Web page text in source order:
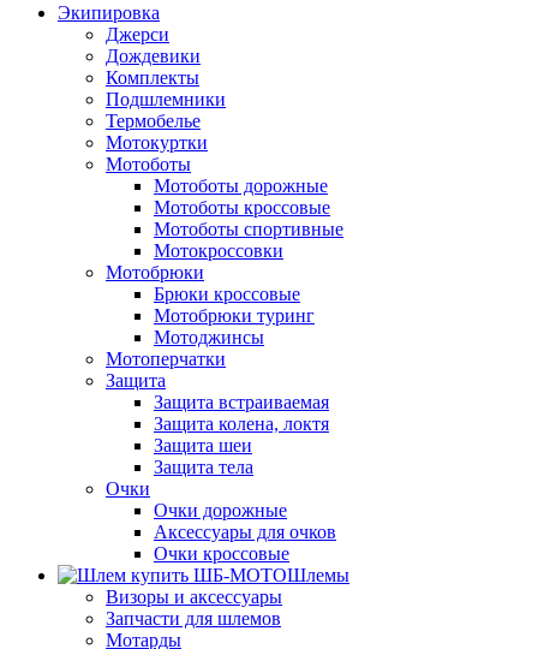
Экипировка
Джерси
Дождевики
Комплекты
Подшлемники
Термобелье
Мотокуртки
Мотоботы
Мотоботы дорожные
Мотоботы кроссовые
Мотоботы спортивные
Мотокроссовки
Мотобрюки
Брюки кроссовые
Мотобрюки туринг
Мотоджинсы
Мотоперчатки
Защита
Защита встраиваемая
Защита колена, локтя
Защита шеи
Защита тела
Очки
Очки дорожные
Аксессуары для очков
Очки кроссовые
Шлемы
Визоры и аксессуары
Запчасти для шлемов
Мотарды